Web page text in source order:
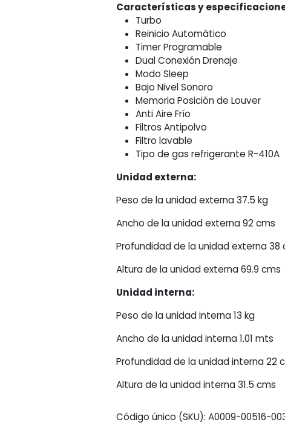
Características y
Turbo
Reinicio Automático
Timer Programable
Dual Conexión Drenaje
Modo Sleep
Bajo Nivel Sonoro
Memoria Posición de Louver
Anti Aire Frío
Filtros Antipolvo
Filtro lavable
Tipo de gas refrigerante R-410A
Unidad externa:
Peso de la unidad externa 37.5 kg
Ancho de la unidad externa 92 cms
Profundidad de la unidad externa 38
Altura de la unidad externa 69.9 cms
Unidad interna:
Peso de la unidad interna 13 kg
Ancho de la unidad interna 1.01 mts
Profundidad de la unidad interna 22
Altura de la unidad interna 31.5 cms
Código único (SKU):A0009-00516-